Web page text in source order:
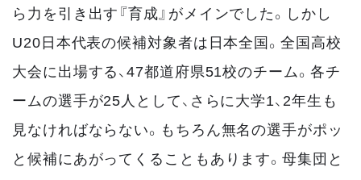
ら力を引き出す『育成』がメインでした。しかし
U20日本代表の候補対象者は日本全国。全国高校
大会に出場する、47都道府県51校のチーム。各チ
ームの選手が25人として、さらに大学1、2年生も
見なければならない。もちろん無名の選手がポッ
と候補にあがってくることもあります。母集団と